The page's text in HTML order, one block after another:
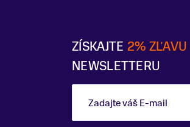
ZÍSKAJTE 2% ZĽAVU
NEWSLETTERU
Zadajte váš E-mail